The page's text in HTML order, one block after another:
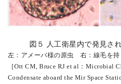
図５ 人工衛星内で発見さ
左：アメーバ様の原虫 右：線毛を持
［Ott CM, Bruce RJ et al：Microbial
Condensate aboard the Mir Space